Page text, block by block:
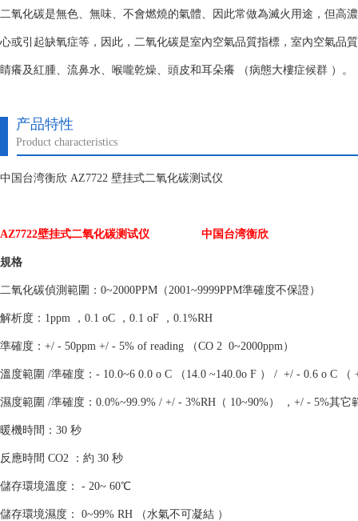
二氧化碳是無色、無味、不會燃燒的氣體、因此常做為滅火用途，但高
心或引起缺氧症等，因此，二氧化碳是室內空氣品質指標，室內空氣品
睛癢及紅腫、流鼻水、喉嚨乾燥、頭皮和耳朵癢 （病態大樓症候群 ）。
产品特性
Product characteristics
中国台湾衡欣 AZ7722 壁挂式二氧化碳测试仪
AZ7722壁挂式二氧化碳测试仪 中国台湾衡欣
規格
二氧化碳偵測範圍：0~2000PPM（2001~9999PPM準確度不保證）
解析度：1ppm ，0.1 oC ，0.1 oF ，0.1%RH
準確度：+/ - 50ppm +/ - 5% of reading （CO 2 0~2000ppm）
溫度範圍 /準確度：- 10.0~6 0.0 o C （14.0 ~140.0o F ） / +/ - 0.6 o C （
濕度範圍 /準確度：0.0%~99.9% / +/ - 3%RH（ 10~90%） ，+/ - 5%其它
暖機時間：30 秒
反應時間 CO2 ：約 30 秒
儲存環境溫度： - 20~ 60℃
儲存環境濕度： 0~99% RH （水氣不可凝結 ）